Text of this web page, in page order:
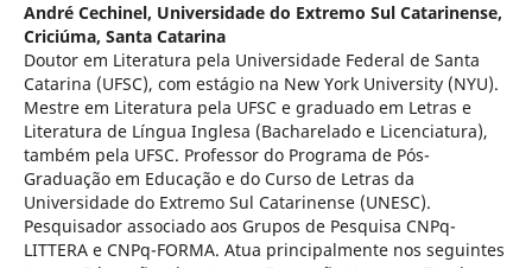
André Cechinel, Universidade do Extremo Sul Catarinense,
Criciúma, Santa Catarina
Doutor em Literatura pela Universidade Federal de Santa
Catarina (UFSC), com estágio na New York University (NYU).
Mestre em Literatura pela UFSC e graduado em Letras e
Literatura de Língua Inglesa (Bacharelado e Licenciatura),
também pela UFSC. Professor do Programa de Pós-
Graduação em Educação e do Curso de Letras da
Universidade do Extremo Sul Catarinense (UNESC).
Pesquisador associado aos Grupos de Pesquisa CNPq-
LITTERA e CNPq-FORMA. Atua principalmente nos seguintes